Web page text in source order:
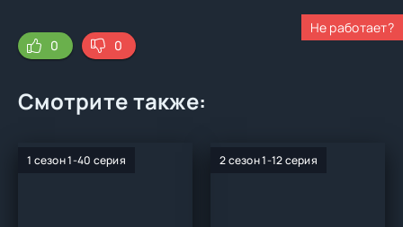
Не работает?
0
0
Смотрите также:
1 сезон 1-40 серия 2 сезон 1-12 серия